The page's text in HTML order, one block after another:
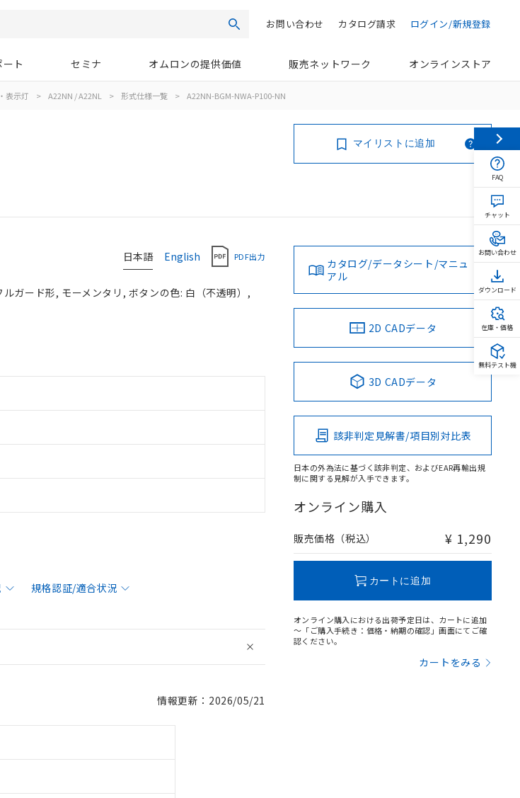
検索 ログイン/新規登録
カタログ請求
お問い合わせ
ト セミナ オムロンの提供価値 販売ネットワーク オンラインストア
表示灯 > A22NN / A22NL > 形式仕様一覧 > A22NN-BGM-NWA-P100-NN
マイリストに追加
日本語 English PDF出力
ガード形, モーメンタリ, ボタンの色: 白（不透明）,
規格認証/適合状況
情報更新：2026/05/21
カタログ/データシート/マニュ
アル
2D CADデータ
3D CADデータ
該非判定見解書/項目別対比表
日本の外為法に基づく該非判定、およびEAR再輸出規
制に関する見解が入手できます。
オンライン購入
販売価格（税込） ¥ 1,290
カートに追加
オンライン購入における出荷予定日は、カートに追加
～「ご購入手続き：価格・納期の確認」画面にてご確
認ください。
カートをみる
FAQ
チャット
お問い合わせ
ダウンロード
在庫・価格
無料テスト機